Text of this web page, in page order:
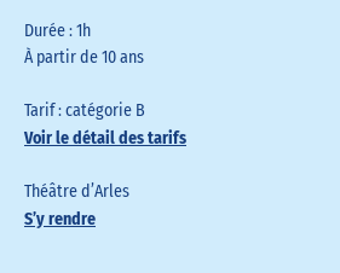
Durée : 1h
À partir de 10 ans
Tarif : catégorie B
Voir le détail des tarifs
Théâtre d’Arles
S’y rendre